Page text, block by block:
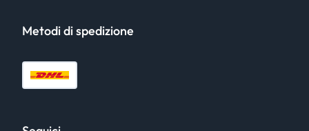
Metodi di spedizione